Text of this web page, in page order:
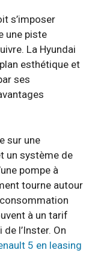
s’imposer
une piste
La Hyundai
esthétique et
ses
sur une
un système de
pompe à
tourne autour
à un tarif
l’Inster. On
5 en leasing